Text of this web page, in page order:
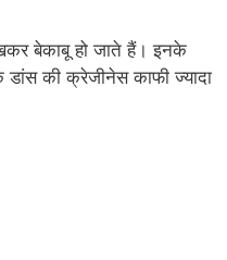
बेकाबू हो जाते हैं। इनके
डांस की क्रेजीनेस काफी ज्यादा